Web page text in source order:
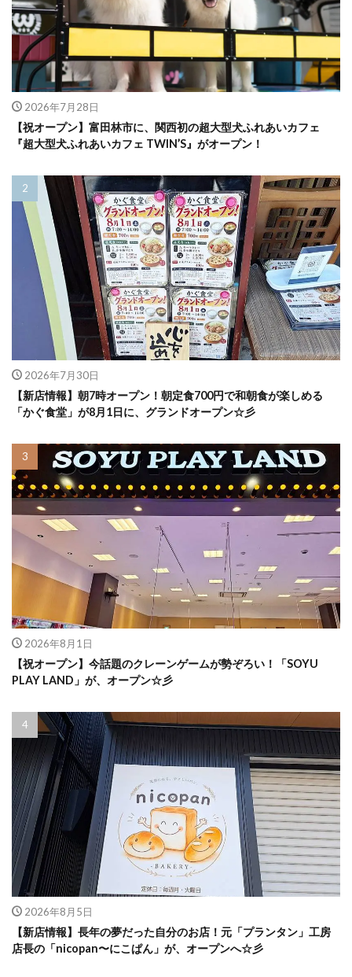
2026年7月28日
【祝オープン】富田林市に、関西初の超大型犬ふれあいカフェ
『超大型犬ふれあいカフェ TWIN’S』がオープン！
2026年7月30日
【新店情報】朝7時オープン！朝定食700円で和朝食が楽しめる
「かぐ食堂」が8月1日に、グランドオープン☆彡
2026年8月1日
【祝オープン】今話題のクレーンゲームが勢ぞろい！「SOYU
PLAY LAND」が、オープン☆彡
2026年8月5日
【新店情報】長年の夢だった自分のお店！元「プランタン」工房
店長の「nicopan〜にこぱん」が、オープンへ☆彡